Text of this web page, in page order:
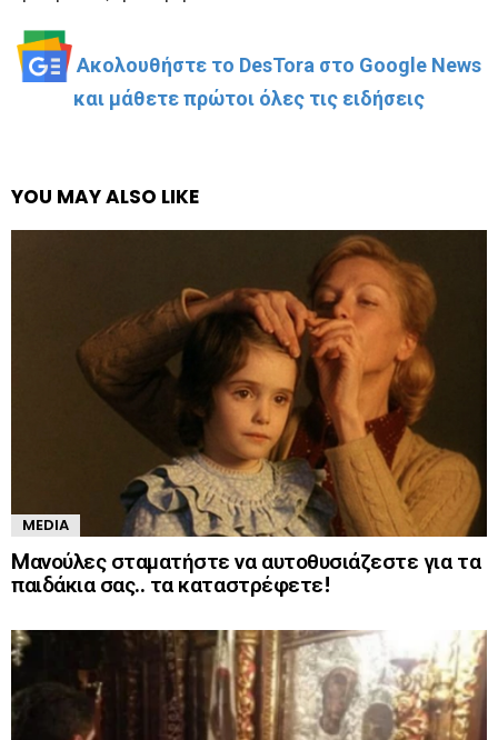
Ακολουθήστε το DesTora στο Google News
και μάθετε πρώτοι όλες τις ειδήσεις
YOU MAY ALSO LIKE
MEDIA
Mανούλες σταματήστε να αυτοθυσιάζεστε για τα
παιδάκια σας.. τα καταστρέφετε!